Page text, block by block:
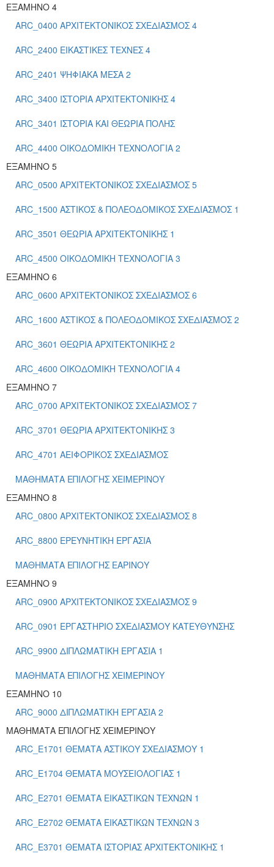
ΕΞΑΜΗΝΟ 4
ARC_0400 ΑΡΧΙΤΕΚΤΟΝΙΚΟΣ ΣΧΕΔΙΑΣΜΟΣ 4
ARC_2400 ΕΙΚΑΣΤΙΚΕΣ ΤΕΧΝΕΣ 4
ARC_2401 ΨΗΦΙΑΚΑ ΜΕΣΑ 2
ARC_3400 ΙΣΤΟΡΙΑ ΑΡΧΙΤΕΚΤΟΝΙΚΗΣ 4
ARC_3401 ΙΣΤΟΡΙΑ ΚΑΙ ΘΕΩΡΙΑ ΠΟΛΗΣ
ARC_4400 ΟΙΚΟΔΟΜΙΚΗ ΤΕΧΝΟΛΟΓΙΑ 2
ΕΞΑΜΗΝΟ 5
ARC_0500 ΑΡΧΙΤΕΚΤΟΝΙΚΟΣ ΣΧΕΔΙΑΣΜΟΣ 5
ARC_1500 ΑΣΤΙΚΟΣ & ΠΟΛΕΟΔΟΜΙΚΟΣ ΣΧΕΔΙΑΣΜΟΣ 1
ARC_3501 ΘΕΩΡΙΑ ΑΡΧΙΤΕΚΤΟΝΙΚΗΣ 1
ARC_4500 ΟΙΚΟΔΟΜΙΚΗ ΤΕΧΝΟΛΟΓΙΑ 3
ΕΞΑΜΗΝΟ 6
ARC_0600 ΑΡΧΙΤΕΚΤΟΝΙΚΟΣ ΣΧΕΔΙΑΣΜΟΣ 6
ARC_1600 ΑΣΤΙΚΟΣ & ΠΟΛΕΟΔΟΜΙΚΟΣ ΣΧΕΔΙΑΣΜΟΣ 2
ARC_3601 ΘΕΩΡΙΑ ΑΡΧΙΤΕΚΤΟΝΙΚΗΣ 2
ARC_4600 ΟΙΚΟΔΟΜΙΚΗ ΤΕΧΝΟΛΟΓΙΑ 4
ΕΞΑΜΗΝΟ 7
ARC_0700 ΑΡΧΙΤΕΚΤΟΝΙΚΟΣ ΣΧΕΔΙΑΣΜΟΣ 7
ARC_3701 ΘΕΩΡΙΑ ΑΡΧΙΤΕΚΤΟΝΙΚΗΣ 3
ARC_4701 ΑΕΙΦΟΡΙΚΟΣ ΣΧΕΔΙΑΣΜΟΣ
ΜΑΘΗΜΑΤΑ ΕΠΙΛΟΓΗΣ ΧΕΙΜΕΡΙΝΟΥ
ΕΞΑΜΗΝΟ 8
ARC_0800 ΑΡΧΙΤΕΚΤΟΝΙΚΟΣ ΣΧΕΔΙΑΣΜΟΣ 8
ARC_8800 ΕΡΕΥΝΗΤΙΚΗ ΕΡΓΑΣΙΑ
ΜΑΘΗΜΑΤΑ ΕΠΙΛΟΓΗΣ ΕΑΡΙΝΟΥ
ΕΞΑΜΗΝΟ 9
ARC_0900 ΑΡΧΙΤΕΚΤΟΝΙΚΟΣ ΣΧΕΔΙΑΣΜΟΣ 9
ARC_0901 ΕΡΓΑΣΤΗΡΙΟ ΣΧΕΔΙΑΣΜΟΥ ΚΑΤΕΥΘΥΝΣΗΣ
ARC_9900 ΔΙΠΛΩΜΑΤΙΚΗ ΕΡΓΑΣΙΑ 1
ΜΑΘΗΜΑΤΑ ΕΠΙΛΟΓΗΣ ΧΕΙΜΕΡΙΝΟΥ
ΕΞΑΜΗΝΟ 10
ARC_9000 ΔΙΠΛΩΜΑΤΙΚΗ ΕΡΓΑΣΙΑ 2
ΜΑΘΗΜΑΤΑ ΕΠΙΛΟΓΗΣ ΧΕΙΜΕΡΙΝΟΥ
ARC_E1701 ΘΕΜΑΤΑ ΑΣΤΙΚΟΥ ΣΧΕΔΙΑΣΜΟΥ 1
ARC_E1704 ΘΕΜΑΤΑ ΜΟΥΣΕΙΟΛΟΓΙΑΣ 1
ARC_E2701 ΘΕΜΑΤΑ ΕΙΚΑΣΤΙΚΩΝ ΤΕΧΝΩΝ 1
ARC_E2702 ΘΕΜΑΤΑ ΕΙΚΑΣΤΙΚΩΝ ΤΕΧΝΩΝ 3
ARC_E3701 ΘΕΜΑΤΑ ΙΣΤΟΡΙΑΣ ΑΡΧΙΤΕΚΤΟΝΙΚΗΣ 1